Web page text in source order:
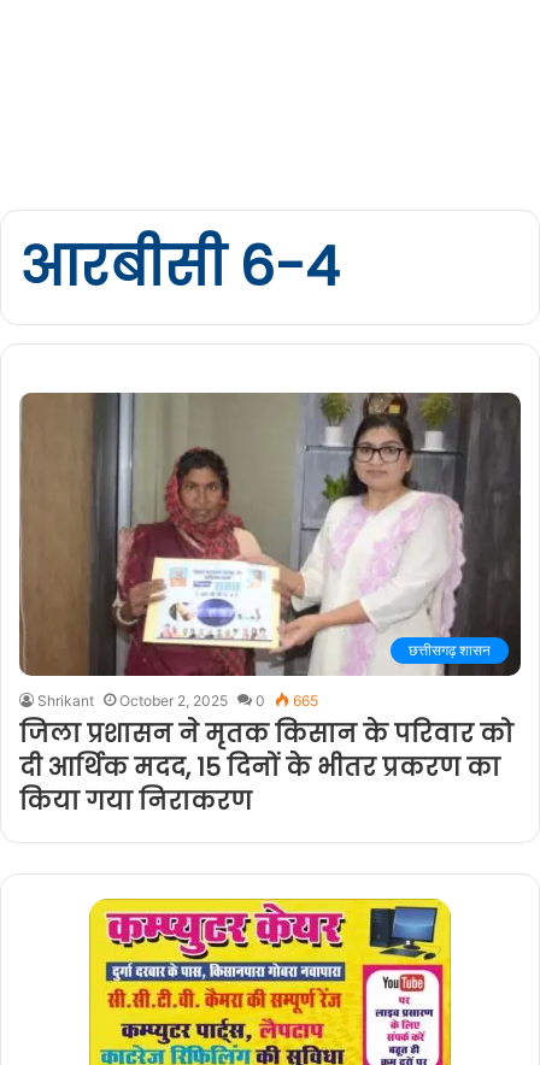
आरबीसी 6-4
छत्तीसगढ़ शासन
Shrikant October 2, 2025 0 665
जिला प्रशासन ने मृतक किसान के परिवार को
दी आर्थिक मदद, 15 दिनों के भीतर प्रकरण का
किया गया निराकरण